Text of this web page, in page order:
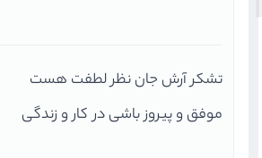
تشکر آرش جان نظر لطفت هست
موفق و پیروز باشی در کار و زندگی